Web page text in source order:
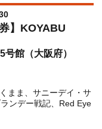
】KOYABU
館（大阪府）
まま、サニーデイ・サ
ンデー戦記、Red Eye